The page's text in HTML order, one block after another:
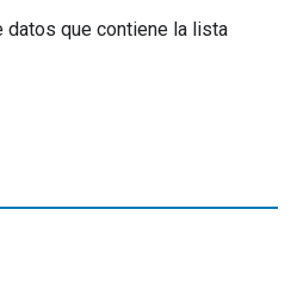
datos que contiene la lista